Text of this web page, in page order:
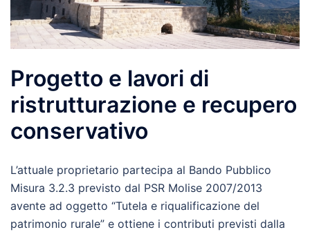
Progetto e lavori di
ristrutturazione e recupero
conservativo
L’attuale proprietario partecipa al Bando Pubblico
Misura 3.2.3 previsto dal PSR Molise 2007/2013
avente ad oggetto “Tutela e riqualificazione del
patrimonio rurale” e ottiene i contributi previsti dalla